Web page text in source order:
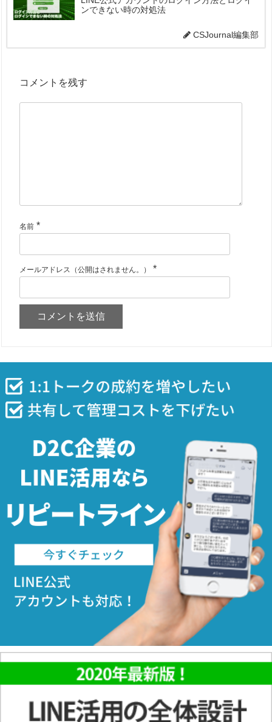
ンできない時の対処法
CSJournal編集部
コメントを残す
名前 *
メールアドレス（公開はされません。） *